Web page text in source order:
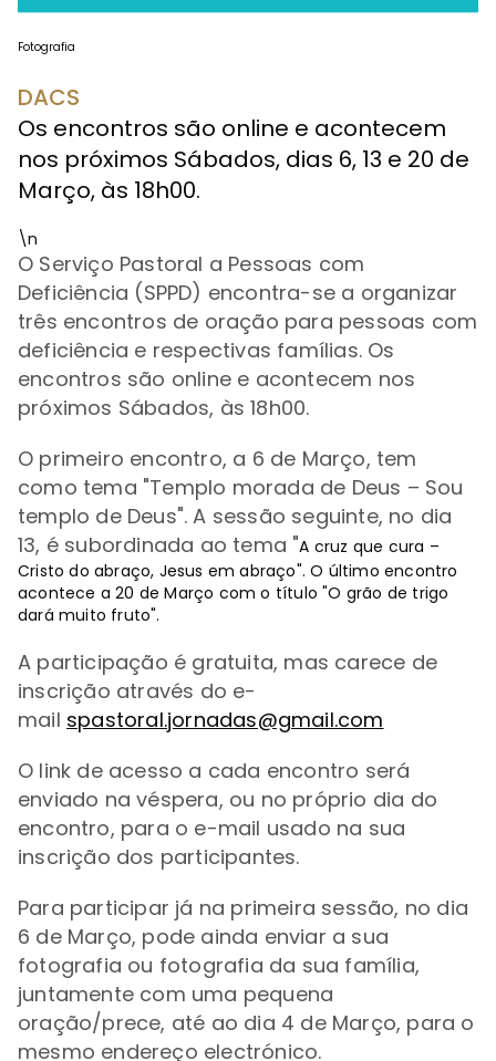
Fotografia
DACS
Os encontros são online e acontecem
nos próximos Sábados, dias 6, 13 e 20 de
Março, às 18h00.
\n
O Serviço Pastoral a Pessoas com
Deficiência (SPPD) encontra-se a organizar
três encontros de oração para pessoas com
deficiência e respectivas famílias. Os
encontros são online e acontecem nos
próximos Sábados, às 18h00.
O primeiro encontro, a 6 de Março, tem
como tema "Templo morada de Deus – Sou
templo de Deus". A sessão seguinte, no dia
13, é subordinada ao tema "A cruz que cura –
Cristo do abraço, Jesus em abraço". O último encontro
acontece a 20 de Março com o título "O grão de trigo
dará muito fruto".
A participação é gratuita, mas carece de
inscrição através do e-
mail spastoral.jornadas@gmail.com
O link de acesso a cada encontro será
enviado na véspera, ou no próprio dia do
encontro, para o e-mail usado na sua
inscrição dos participantes.
Para participar já na primeira sessão, no dia
6 de Março, pode ainda enviar a sua
fotografia ou fotografia da sua família,
juntamente com uma pequena
oração/prece, até ao dia 4 de Março, para o
mesmo endereço electrónico.